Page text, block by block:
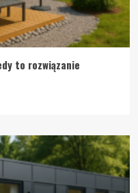
to rozwiązanie